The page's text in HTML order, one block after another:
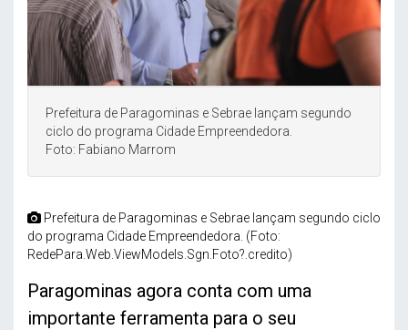
Prefeitura de Paragominas e Sebrae lançam segundo
ciclo do programa Cidade Empreendedora.
Foto: Fabiano Marrom
Prefeitura de Paragominas e Sebrae lançam segundo ciclo
do programa Cidade Empreendedora. (Foto:
RedePara.Web.ViewModels.Sgn.Foto?.credito)
Paragominas agora conta com uma
importante ferramenta para o seu